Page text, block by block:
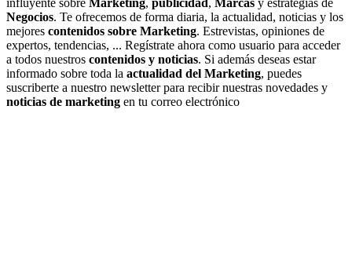
influyente sobre Marketing, publicidad , Marcas y estrategias de
Negocios. Te ofrecemos de forma diaria, la actualidad, noticias y los
mejores contenidos sobre Marketing. Estrevistas, opiniones de
expertos, tendencias, ... Regístrate ahora como usuario para acceder
a todos nuestros contenidos y noticias. Si además deseas estar
informado sobre toda la actualidad del Marketing, puedes
suscriberte a nuestro newsletter para recibir nuestras novedades y
noticias de marketing en tu correo electrónico